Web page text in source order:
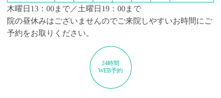
木曜日13：00まで／土曜日19：00まで
院の昼休みはございませんのでご来院しやすいお時間にご
予約をお取りください。
24時間
WEB予約